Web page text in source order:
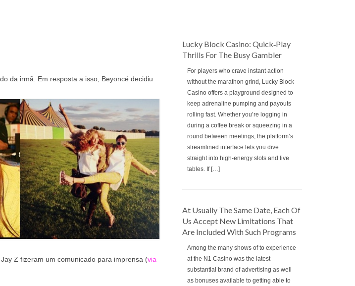
da irmã. Em resposta a isso, Beyoncé decidiu
Z fizeram um comunicado para imprensa (via
Lucky Block Casino: Quick‑Play
Thrills For The Busy Gambler
For players who crave instant action
without the marathon grind, Lucky Block
Casino offers a playground designed to
keep adrenaline pumping and payouts
rolling fast. Whether you’re logging in
during a coffee break or squeezing in a
round between meetings, the platform’s
streamlined interface lets you dive
straight into high‑energy slots and live
tables. If […]
At Usually The Same Date, Each Of
Us Accept New Limitations That
Are Included With Such Programs
Among the many shows of to experience
at the N1 Casino was the latest
substantial brand of advertising as well
as bonuses available to getting able to